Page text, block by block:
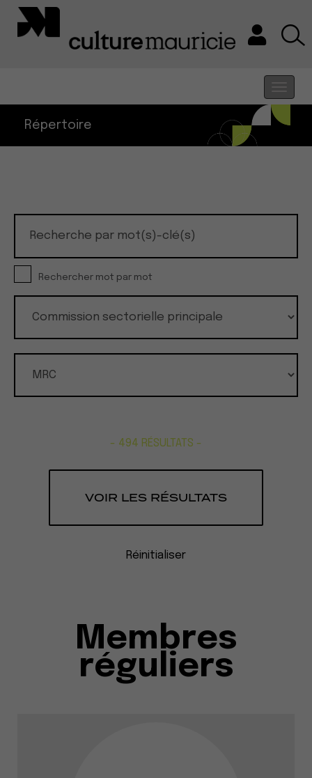
Répertoire
Rechercher mot par mot
- 494 RÉSULTATS -
Réinitialiser
Membres
réguliers